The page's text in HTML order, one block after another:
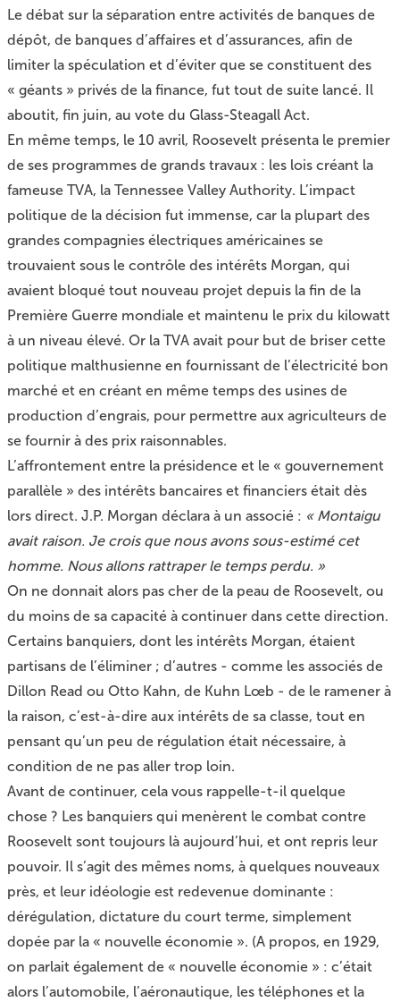
Le débat sur la séparation entre activités de banques de
dépôt, de banques d’affaires et d’assurances, afin de
limiter la spéculation et d’éviter que se constituent des
« géants » privés de la finance, fut tout de suite lancé. Il
aboutit, fin juin, au vote du Glass-Steagall Act.
En même temps, le 10 avril, Roosevelt présenta le premier
de ses programmes de grands travaux : les lois créant la
fameuse TVA, la Tennessee Valley Authority. L’impact
politique de la décision fut immense, car la plupart des
grandes compagnies électriques américaines se
trouvaient sous le contrôle des intérêts Morgan, qui
avaient bloqué tout nouveau projet depuis la fin de la
Première Guerre mondiale et maintenu le prix du kilowatt
à un niveau élevé. Or la TVA avait pour but de briser cette
politique malthusienne en fournissant de l’électricité bon
marché et en créant en même temps des usines de
production d’engrais, pour permettre aux agriculteurs de
se fournir à des prix raisonnables.
L’affrontement entre la présidence et le « gouvernement
parallèle » des intérêts bancaires et financiers était dès
lors direct. J.P. Morgan déclara à un associé : « Montaigu
avait raison. Je crois que nous avons sous-estimé cet
homme. Nous allons rattraper le temps perdu. »
On ne donnait alors pas cher de la peau de Roosevelt, ou
du moins de sa capacité à continuer dans cette direction.
Certains banquiers, dont les intérêts Morgan, étaient
partisans de l’éliminer ; d’autres - comme les associés de
Dillon Read ou Otto Kahn, de Kuhn Lœb - de le ramener à
la raison, c’est-à-dire aux intérêts de sa classe, tout en
pensant qu’un peu de régulation était nécessaire, à
condition de ne pas aller trop loin.
Avant de continuer, cela vous rappelle-t-il quelque
chose ? Les banquiers qui menèrent le combat contre
Roosevelt sont toujours là aujourd’hui, et ont repris leur
pouvoir. Il s’agit des mêmes noms, à quelques nouveaux
près, et leur idéologie est redevenue dominante :
dérégulation, dictature du court terme, simplement
dopée par la « nouvelle économie ». (A propos, en 1929,
on parlait également de « nouvelle économie » : c’était
alors l’automobile, l’aéronautique, les téléphones et la